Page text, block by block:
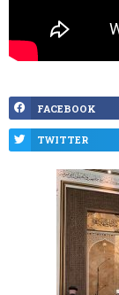
FACEBOOK
TWITTER